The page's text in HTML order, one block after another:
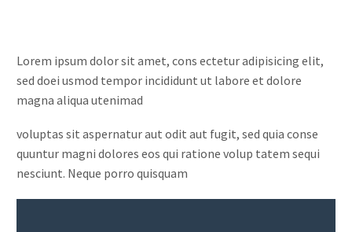
Lorem ipsum dolor sit amet, cons ectetur adipisicing elit,
sed doei usmod tempor incididunt ut labore et dolore
magna aliqua utenimad
voluptas sit aspernatur aut odit aut fugit, sed quia conse
quuntur magni dolores eos qui ratione volup tatem sequi
nesciunt. Neque porro quisquam